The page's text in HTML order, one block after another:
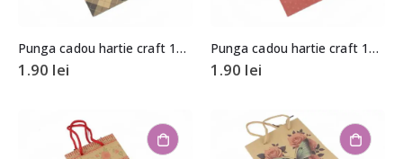
Punga cadou hartie craft 14×11,5x6cm
1.90 lei
Punga cadou hartie craft 14×11,5x6cm
1.90 lei